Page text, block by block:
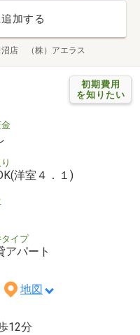
加する
沼店 （株）アエラス
初期費用
を知りたい
洋室４．１)
イプ
アパート
地図
12分